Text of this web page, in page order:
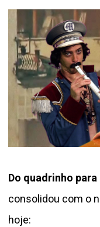
Do quadrinho para
consolidou com o
hoje: